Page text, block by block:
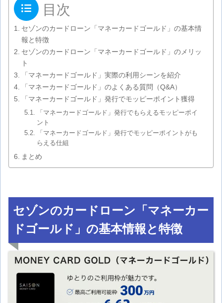
目次
セゾンのカードローン「マネーカードゴールド」の基本情
報と特徴
セゾンのカードローン「マネーカードゴールド」のメリッ
ト
「マネーカードゴールド」実際の利用シーンを紹介
「マネーカードゴールド」のよくある質問（Q&A）
「マネーカードゴールド」発行でモッピーポイント獲得
「マネーカードゴールド」発行でもらえるモッピーポイ
ント
「マネーカードゴールド」発行でモッピーポイントがも
らえる仕組
まとめ
セゾンのカードローン「マネーカー
ドゴールド」の基本情報と特徴